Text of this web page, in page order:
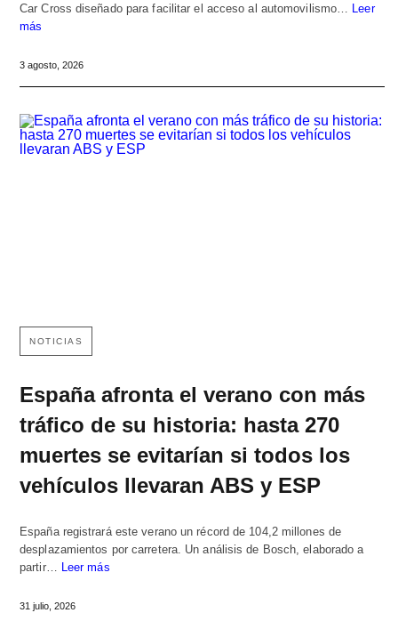
Car Cross diseñado para facilitar el acceso al automovilismo…
Leer
más
3 agosto, 2026
NOTICIAS
España afronta el verano con más
tráfico de su historia: hasta 270
muertes se evitarían si todos los
vehículos llevaran ABS y ESP
España registrará este verano un récord de 104,2 millones de
desplazamientos por carretera. Un análisis de Bosch, elaborado a
partir… Leer más
31 julio, 2026